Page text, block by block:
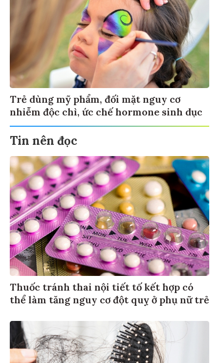
Trẻ dùng mỹ phẩm, đối mặt nguy cơ
nhiễm độc chì, ức chế hormone sinh dục
Tin nên đọc
Thuốc tránh thai nội tiết tố kết hợp có
thể làm tăng nguy cơ đột quỵ ở phụ nữ trẻ